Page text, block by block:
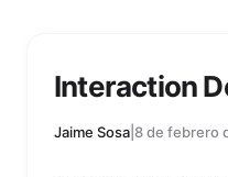
Interaction
Jaime Sosa 8 de febrero